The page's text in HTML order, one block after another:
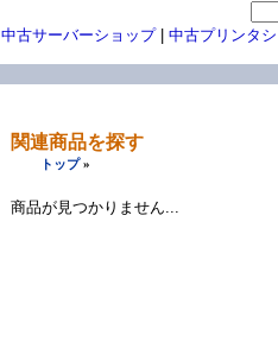
関連商品を探す
トップ»
商品が見つかりません...
中古サーバーショップ| 中古プリンタ